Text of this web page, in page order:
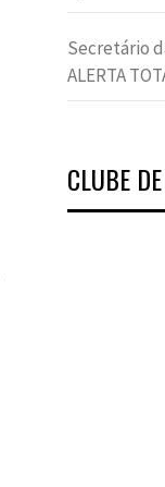
Secretário
ALERTA
CLUBE